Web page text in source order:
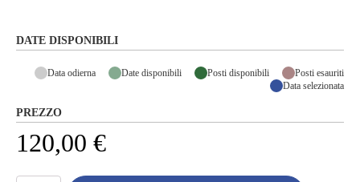
DATE DISPONIBILI
Data odierna Date disponibili Posti disponibili
Posti esauriti
Data selezionata
PREZZO
120,00 €